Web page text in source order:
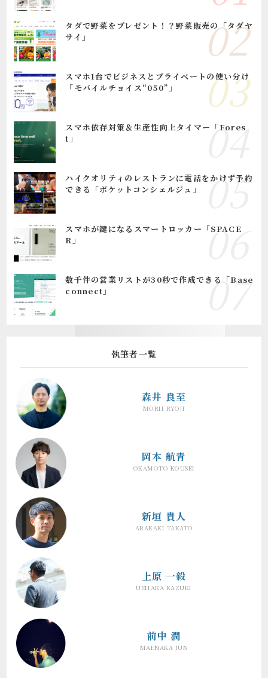
タダで野菜をプレゼント！？野菜販売の「タダヤ
サイ」
スマホ1台でビジネスとプライベートの使い分け
「モバイルチョイス“050”」
スマホ依存対策＆生産性向上タイマー「Fores
t」
ハイクオリティのレストランに電話をかけず予約
できる「ポケットコンシェルジュ」
スマホが鍵になるスマートロッカー「SPACE
R」
数千件の営業リストが30秒で作成できる「Base
connect」
執筆者一覧
森井 良至
MORII RYOJI
岡本 航青
OKAMOTO KOUSEI
新垣 貴人
ARAKAKI TAKATO
上原 一毅
UEHARA KAZUKI
前中 潤
MAENAKA JUN